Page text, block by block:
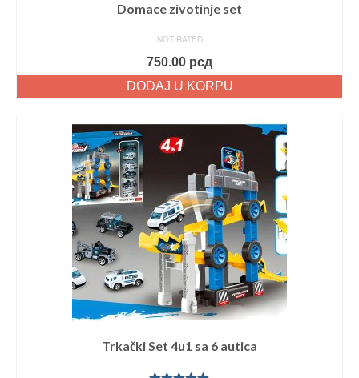
Domace zivotinje set
NOT RATED
750.00 рсд
DODAJ U KORPU
Trkački Set 4u1 sa 6 autica